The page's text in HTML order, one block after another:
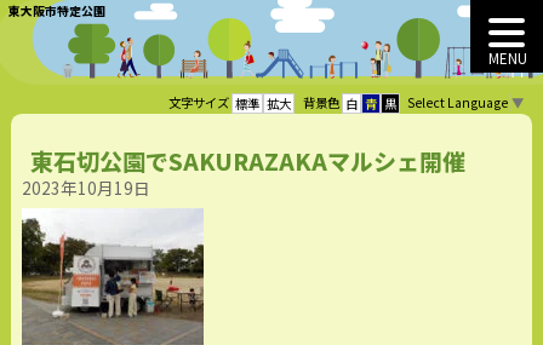
東大阪市特定公園
MENU
文字サイズ 標準 拡大 背景色 白 青 黒 Select Language ▼
東石切公園でSAKURAZAKAマルシェ開催
2023年10月19日